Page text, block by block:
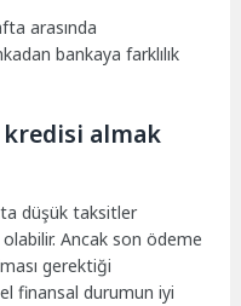
arasında
bankaya farklılık
almak
düşük taksitler
Ancak son ödeme
gerektiği
finansal durumun iyi